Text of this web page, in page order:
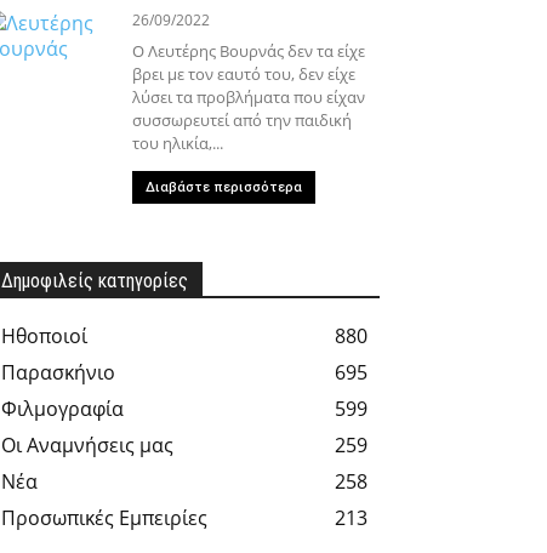
26/09/2022
Ο Λευτέρης Βουρνάς δεν τα είχε
βρει με τον εαυτό του, δεν είχε
λύσει τα προβλήματα που είχαν
συσσωρευτεί από την παιδική
του ηλικία,...
Διαβάστε περισσότερα
Δημοφιλείς κατηγορίες
Hθοποιοί
880
Παρασκήνιο
695
Φιλμογραφία
599
Οι Αναμνήσεις μας
259
Νέα
258
Προσωπικές Εμπειρίες
213